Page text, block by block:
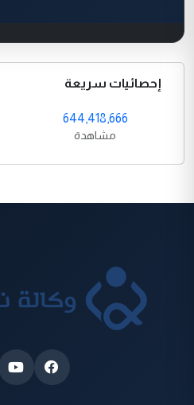
إحصائيات سريعة
644,418,666
مشاهدة